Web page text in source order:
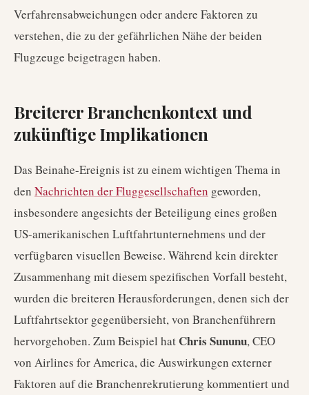
Verfahrensabweichungen oder andere Faktoren zu
verstehen, die zu der gefährlichen Nähe der beiden
Flugzeuge beigetragen haben.
Breiterer Branchenkontext und
zukünftige Implikationen
Das Beinahe-Ereignis ist zu einem wichtigen Thema in
den Nachrichten der Fluggesellschaften geworden,
insbesondere angesichts der Beteiligung eines großen
US-amerikanischen Luftfahrtunternehmens und der
verfügbaren visuellen Beweise. Während kein direkter
Zusammenhang mit diesem spezifischen Vorfall besteht,
wurden die breiteren Herausforderungen, denen sich der
Luftfahrtsektor gegenübersieht, von Branchenführern
hervorgehoben. Zum Beispiel hat Chris Sununu, CEO
von Airlines for America, die Auswirkungen externer
Faktoren auf die Branchenrekrutierung kommentiert und